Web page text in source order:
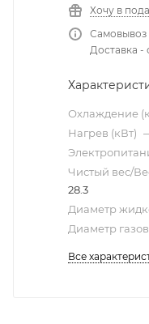
Хочу в
Самовывоз
Доставка -
Охлаждение
Нагрев (кВт)
Чистый вес/
28.3
Диаметр
Диаметр
Все